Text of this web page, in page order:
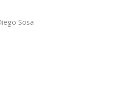
Sosa